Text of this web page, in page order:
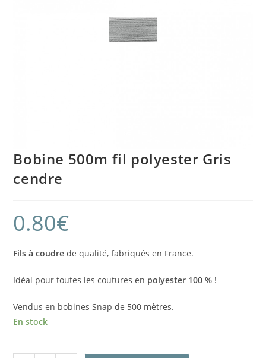
Bobine 500m fil polyester Gris
cendre
0.80€
Fils à coudre de qualité, fabriqués en France.
Idéal pour toutes les coutures en polyester 100 % !
Vendus en bobines Snap de 500 mètres.
En stock